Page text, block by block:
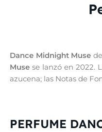
Dance Midnight Muse
Muse se lanzó en 2022.
azucena; las Notas de
PERFUME